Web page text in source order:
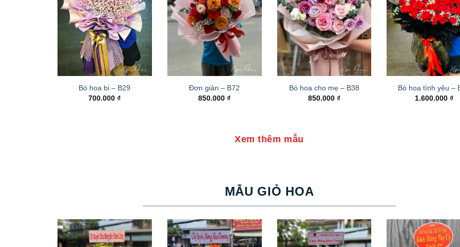
Bó hoa bi – B29
700.000₫
Đơn giản – B72
850.000₫
Bó hoa cho mẹ – B38
850.000 ₫
Bó hoa tình yêu –
1.600.000 ₫
Xem thêm mẫu
MẪU GIỎ HOA